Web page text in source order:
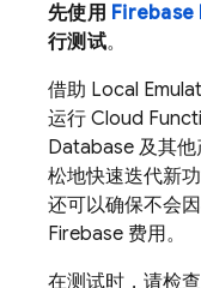
先使用 Firebase
行测试。
借助 Local
运行 Cloud
Database 及其
松地快速迭代新
还可以确保不会
Firebase 费用。
在测试时，请检